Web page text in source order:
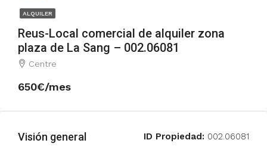
ALQUILER
Reus-Local comercial de alquiler zona
plaza de La Sang – 002.06081
Centre
650€/mes
Visión general ID Propiedad: 002.06081